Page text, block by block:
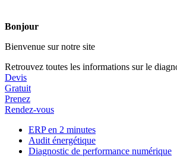
Bonjour
Bienvenue sur notre site
Retrouvez toutes les informations sur le
Devis
Gratuit
Prenez
Rendez-vous
ERP en 2 minutes
Audit énergétique
Diagnostic de performance numérique